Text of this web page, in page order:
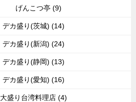
げんこつ亭 (9)
デカ盛り(茨城) (14)
デカ盛り(新潟) (24)
デカ盛り(静岡) (13)
デカ盛り(愛知) (16)
大盛り台湾料理店 (4)